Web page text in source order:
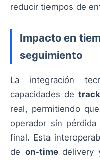
reducir tiempos de
Impacto en
seguimiento
La integración
capacidades de
real, permitiendo
operador sin
final. Esta
de on-timedelivery